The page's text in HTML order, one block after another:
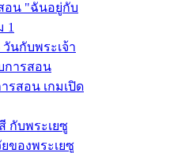
อน "ฉันอยู่กับ
1
วันกับพระเจ้า
การสอน
รสอน เกมเปิด
กับพระเยซู
ของพระเยซู